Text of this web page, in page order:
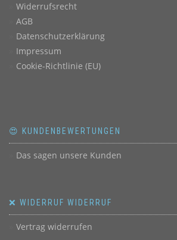
Widerrufsrecht
AGB
Datenschutzerklärung
Impressum
Cookie-Richtlinie (EU)
😍 KUNDENBEWERTUNGEN
Das sagen unsere Kunden
❌ WIDERRUF WIDERRUF
Vertrag widerrufen